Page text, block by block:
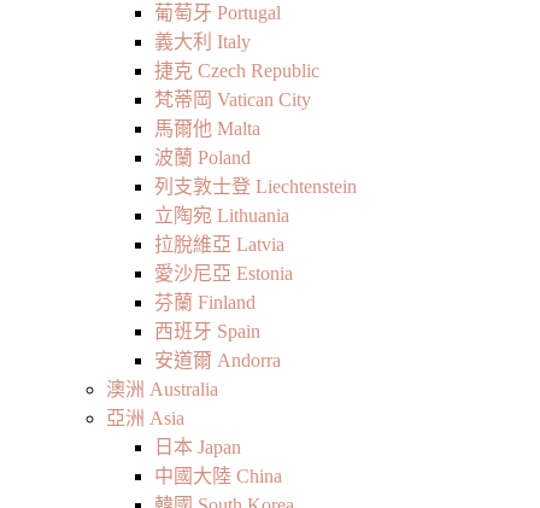
葡萄牙 Portugal
義大利 Italy
捷克 Czech Republic
梵蒂岡 Vatican City
馬爾他 Malta
波蘭 Poland
列支敦士登 Liechtenstein
立陶宛 Lithuania
拉脫維亞 Latvia
愛沙尼亞 Estonia
芬蘭 Finland
西班牙 Spain
安道爾 Andorra
澳洲 Australia
亞洲 Asia
日本 Japan
中國大陸 China